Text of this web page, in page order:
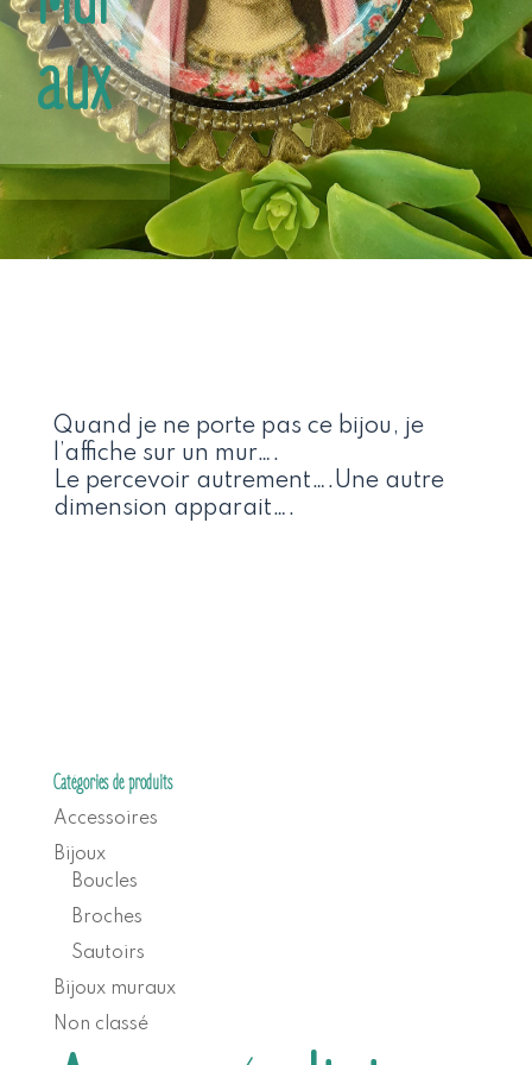
aux
Quand je ne porte pas ce bijou, je
l’affiche sur un mur….
Le percevoir autrement….Une autre
dimension apparait….
Catégories de produits
Accessoires
Bijoux
Boucles
Broches
Sautoirs
Bijoux muraux
Non classé